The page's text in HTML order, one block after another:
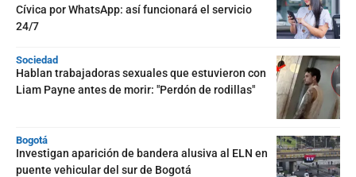
Cívica por WhatsApp: así funcionará el servicio
24/7
Sociedad
Hablan trabajadoras sexuales que estuvieron con
Liam Payne antes de morir: "Perdón de rodillas"
Bogotá
Investigan aparición de bandera alusiva al ELN en
puente vehicular del sur de Bogotá